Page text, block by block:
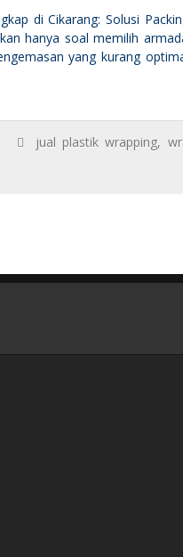
di Cikarang: Solusi
hanya soal memilih
yang kurang
jual plastik wrapping,